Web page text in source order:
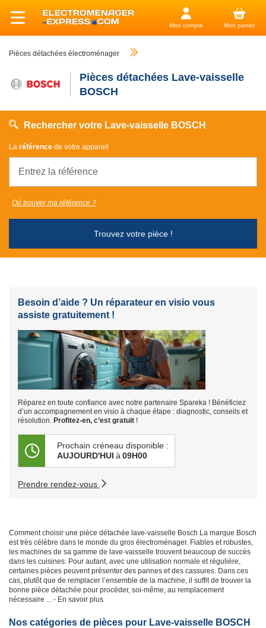
Mon compte Mon panier
Pièces détachées électroménager
Pièces détachées Lave-vaisselle
BOSCH
Rechercher votre Lave-vaisselle BOSCH
La référence de votre appareil
Trouvez votre pièce !
Où trouver ma référence ?
Besoin d’aide ? Un réparateur en visio vous
assiste gratuitement !
Réparez en toute confiance avec notre partenaire Spareka ! Bénéficiez
d’un accompagnement en visio à chaque étape : diagnostic, conseils et
résolution. Profitez-en, c’est gratuit !
Prochain créneau disponible :
AUJOURD'HUI à 09H00
Prendre rendez-vous
Comment choisir une pièce détachée lave-vaisselle Bosch La marque Bosch
est très célèbre dans le monde du gros électroménager. Fiables et robustes,
les machines de sa gamme de lave-vaisselle trouvent beaucoup de succès
dans les cuisines. Pour autant, avec une utilisation normale et régulière,
certaines pièces peuvent présenter des pannes et des cassures. Dans ces
cas, plutôt que de remplacer l’ensemble de la machine, il suffit de trouver la
bonne pièce détachée pour procéder, soi-même, au remplacement
nécessaire ... - En savoir plus
Nos catégories de pièces pour Lave-vaisselle BOSCH